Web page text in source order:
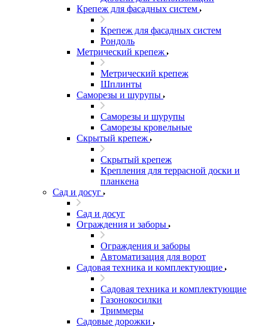
Крепеж для фасадных систем
Крепеж для фасадных систем
Рондоль
Метрический крепеж
Метрический крепеж
Шплинты
Саморезы и шурупы
Саморезы и шурупы
Саморезы кровельные
Скрытый крепеж
Скрытый крепеж
Крепления для террасной доски и
планкена
Сад и досуг
Сад и досуг
Ограждения и заборы
Ограждения и заборы
Автоматизация для ворот
Садовая техника и комплектующие
Садовая техника и комплектующие
Газонокосилки
Триммеры
Садовые дорожки